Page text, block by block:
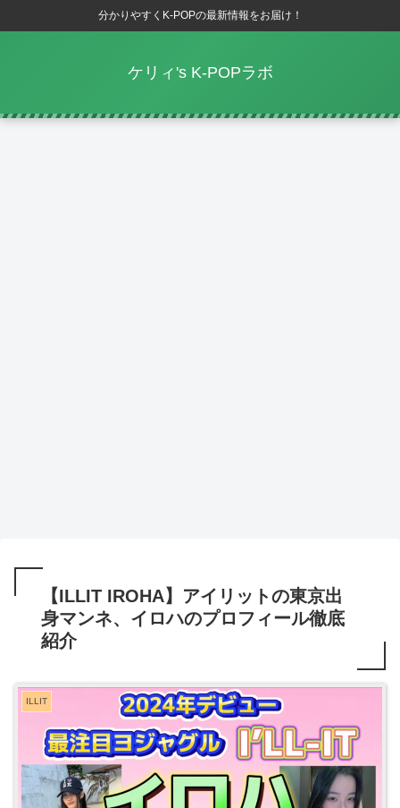
分かりやすくK-POPの最新情報をお届け！
ケリィ's K-POPラボ
【ILLIT IROHA】アイリットの東京出
身マンネ、イロハのプロフィール徹底
紹介
ILLIT